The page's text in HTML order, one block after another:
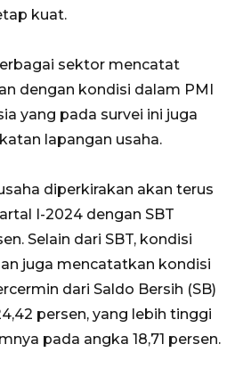
kuat.
sektor mencatat
dengan kondisi dalam PMI
yang pada survei ini juga
lapangan usaha.
diperkirakan akan terus
I-2024 dengan SBT
Selain dari SBT, kondisi
juga mencatatkan kondisi
dari Saldo Bersih (SB)
persen, yang lebih tinggi
pada angka 18,71 persen.